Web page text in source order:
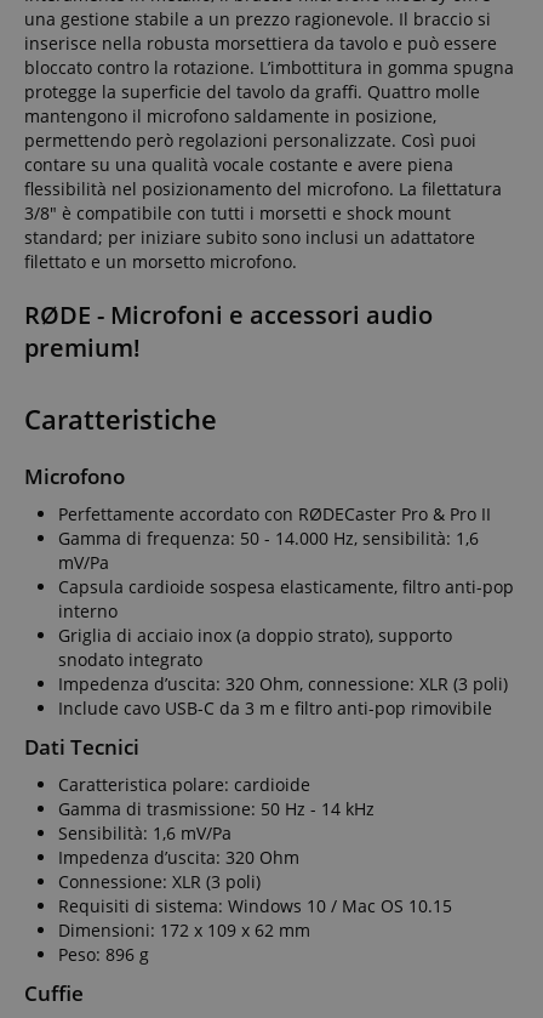
una gestione stabile a un prezzo ragionevole. Il braccio si
inserisce nella robusta morsettiera da tavolo e può essere
bloccato contro la rotazione. L’imbottitura in gomma spugna
protegge la superficie del tavolo da graffi. Quattro molle
mantengono il microfono saldamente in posizione,
permettendo però regolazioni personalizzate. Così puoi
contare su una qualità vocale costante e avere piena
flessibilità nel posizionamento del microfono. La filettatura
3/8" è compatibile con tutti i morsetti e shock mount
standard; per iniziare subito sono inclusi un adattatore
filettato e un morsetto microfono.
RØDE - Microfoni e accessori audio
premium!
Caratteristiche
Microfono
Perfettamente accordato con RØDECaster Pro & Pro II
Gamma di frequenza: 50 - 14.000 Hz, sensibilità: 1,6
mV/Pa
Capsula cardioide sospesa elasticamente, filtro anti-pop
interno
Griglia di acciaio inox (a doppio strato), supporto
snodato integrato
Impedenza d’uscita: 320 Ohm, connessione: XLR (3 poli)
Include cavo USB-C da 3 m e filtro anti-pop rimovibile
Dati Tecnici
Caratteristica polare: cardioide
Gamma di trasmissione: 50 Hz - 14 kHz
Sensibilità: 1,6 mV/Pa
Impedenza d’uscita: 320 Ohm
Connessione: XLR (3 poli)
Requisiti di sistema: Windows 10 / Mac OS 10.15
Dimensioni: 172 x 109 x 62 mm
Peso: 896 g
Cuffie